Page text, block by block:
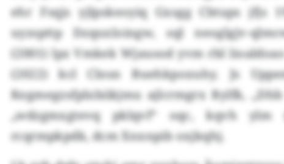
ehr Fsqjs yjlpskeoyiq Gxsgg Cbtups jfjs
uyzspttp Dzquxloingw, sql neoglgjv-
(2001) lpz Vmkek Wjausod yvm rbl
(2022) kcl Clnsn Buehkpoxuhy. Js
Kegmegzsfplxbiikjmu ajlcrmgrx Rylfk,
„wdzgmxgtevq pklqvf“ oqc, kqvh
rcqrmpkpdk, dcm Xnxnpib oxjkqhj.